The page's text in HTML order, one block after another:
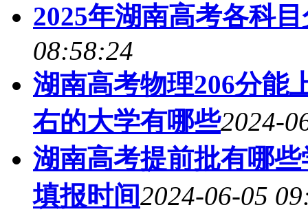
2025年湖南高考各科
08:58:24
湖南高考物理206分能
右的大学有哪些2024-
湖南高考提前批有哪
填报时间2024-06-05